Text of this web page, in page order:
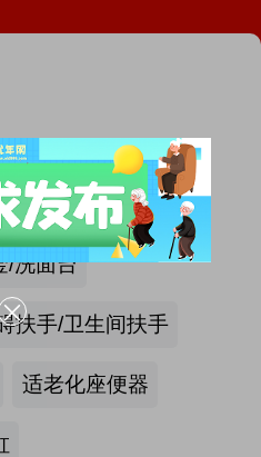
/洗面台
扶手/卫生间扶手
适老化座便器
部国际医疗器械展览会
安国际养老产业博览会